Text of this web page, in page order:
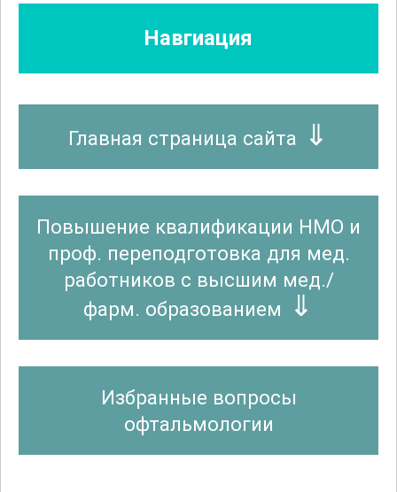
Навгиация
Главная страница сайта
Повышение квалификации НМО и
проф. переподготовка для мед.
работников с высшим мед./
фарм. образованием
Избранные вопросы
офтальмологии